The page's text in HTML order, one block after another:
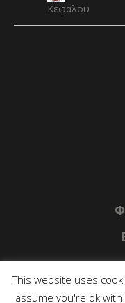
Κεφάλου
This website uses
assume you're ok